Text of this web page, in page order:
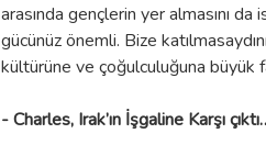
arasında gençlerin yer almasını
gücünüz önemli. Bize
kültürüne ve çoğulculuğuna büyük
- Charles, Irak’ın İşgaline Karşı